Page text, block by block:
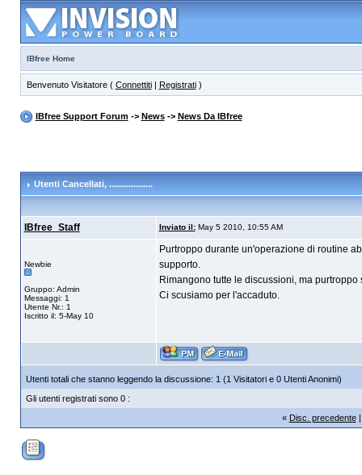
IBfree Home
Benvenuto Visitatore ( Connettiti| Registrati)
IBfree Support Forum-> News-> News Da IBfree
Utenti Cancellati, ..................
IBfree_Staff Inviato il:May 5 2010, 10:55 AM
Newbie
Gruppo: Admin
Messaggi: 1
Utente Nr.: 1
Iscritto il: 5-May 10
Purtroppo durante un'operazione di routine
supporto.
Rimangono tutte le discussioni, ma
Ci scusiamo per l'accaduto.
Utenti totali che stanno leggendo la discussione: 1 (1 Visitatori e 0 Utenti Anonimi)
Gli utenti registrati sono 0 :
« Disc. precedente